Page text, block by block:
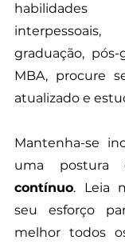
graduação,
MBA, procure
atualizado e
Mantenha-se
uma
contínuo. Leia
seu esforço
melhor todos